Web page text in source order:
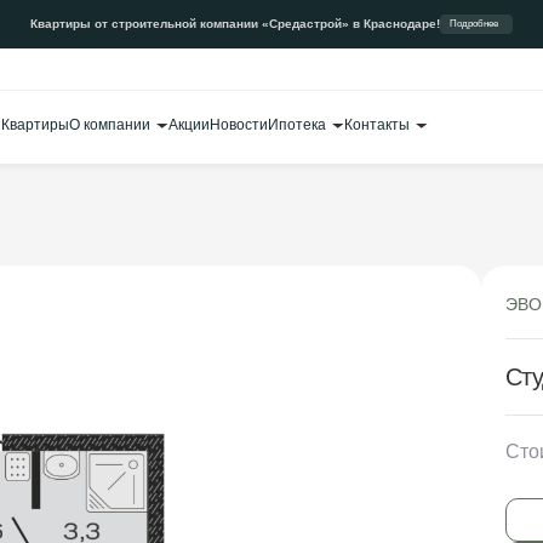
Квартиры от строительной компании «Средастрой» в Краснодаре! Подробнее
КвартирыО компании АкцииНовостиИпотека Контакты
ЭВО